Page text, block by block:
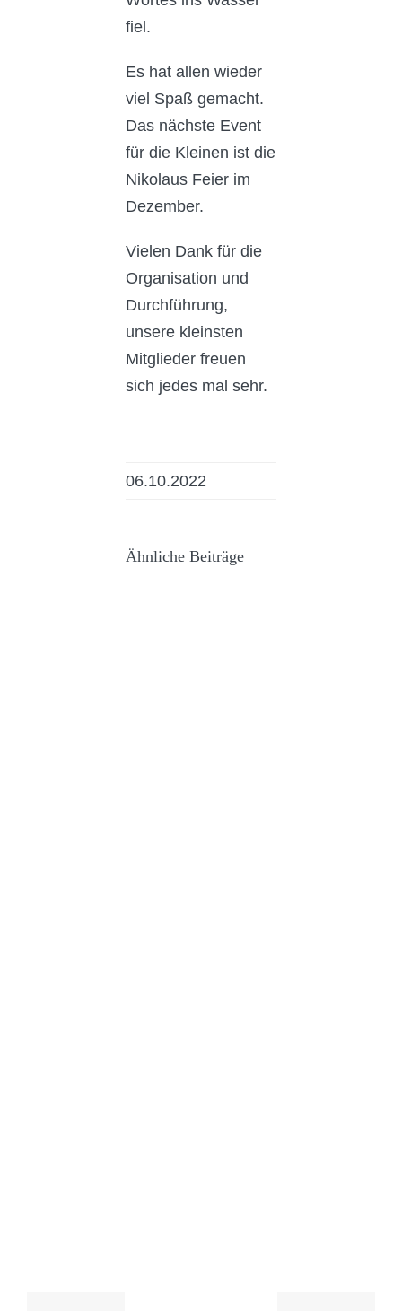
fiel.
Es hat allen wieder
viel Spaß gemacht.
Das nächste Event
für die Kleinen ist die
Nikolaus Feier im
Dezember.
Vielen Dank für die
Organisation und
Durchführung,
unsere kleinsten
Mitglieder freuen
sich jedes mal sehr.
06.10.2022
Ähnliche Beiträge